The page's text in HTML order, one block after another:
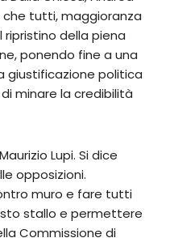
che tutti, maggioranza
della piena
ponendo fine a una
giustificazione politica
minare la credibilità
Lupi. Si dice
opposizioni.
muro e fare tutti
stallo e permettere
Commissione di